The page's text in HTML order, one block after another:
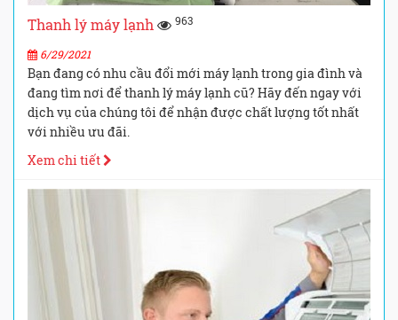
Thanh lý máy lạnh 963
6/29/2021
Bạn đang có nhu cầu đổi mới máy lạnh trong gia đình và
đang tìm nơi để thanh lý máy lạnh cũ? Hãy đến ngay với
dịch vụ của chúng tôi để nhận được chất lượng tốt nhất
với nhiều ưu đãi.
Xem chi tiết